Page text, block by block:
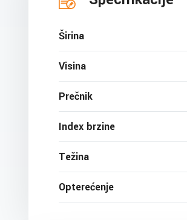
Širina
Visina
Prečnik
Index brzine
Težina
Opterećenje